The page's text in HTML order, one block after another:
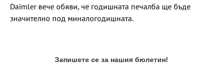
Daimler вече обяви, че годишната печалба ще бъде
значително под миналогодишната.